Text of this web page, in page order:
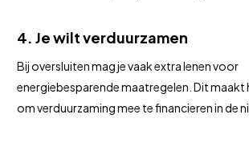
4. Je wilt verduurzamen
Bij oversluiten mag je vaak extra lenen voor
energiebesparende maatregelen. Dit maakt
om verduurzaming mee te financieren in de